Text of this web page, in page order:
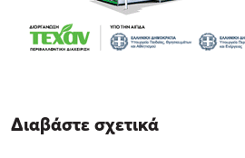
Διαβάστε σχετικά